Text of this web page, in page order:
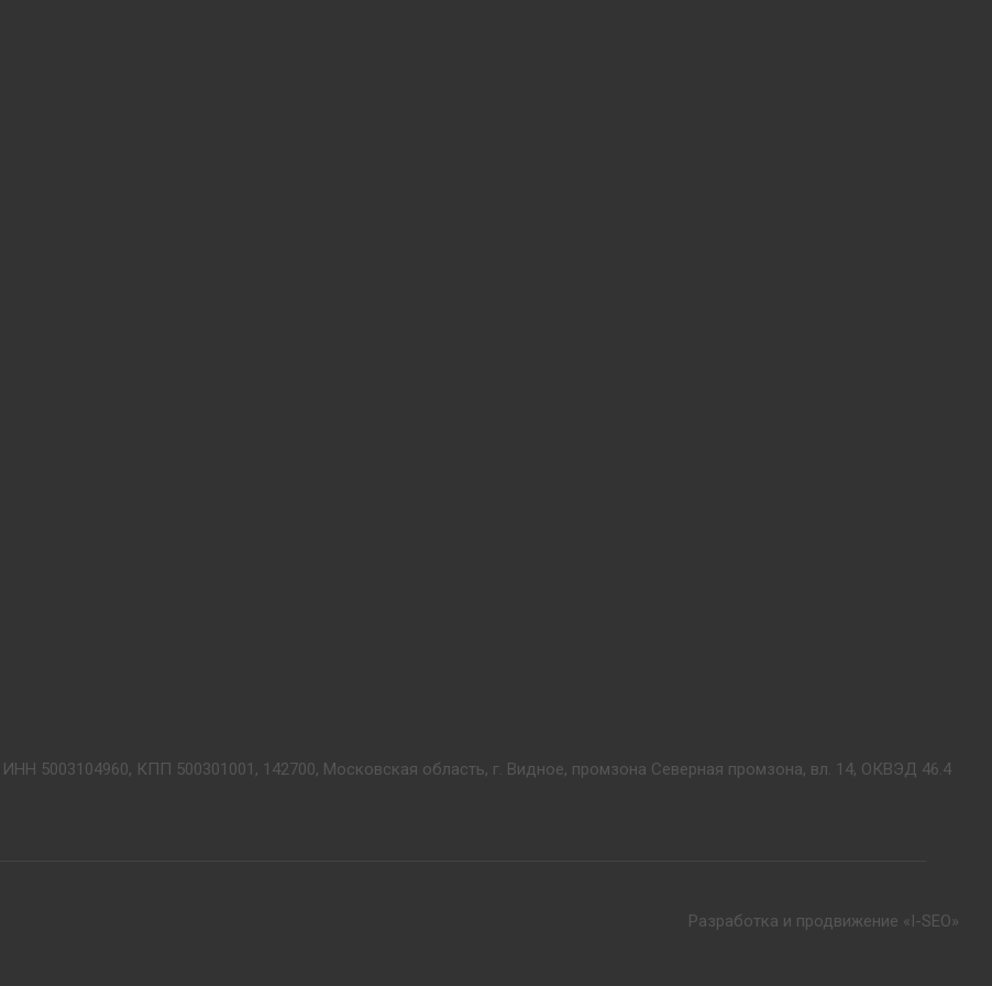
5003104960, КПП 500301001, 142700, Московская область, г. Видное, промзона Северная промзона, вл. 14, ОКВЭД 46.4
Разработка и продвижение «I-SEO»